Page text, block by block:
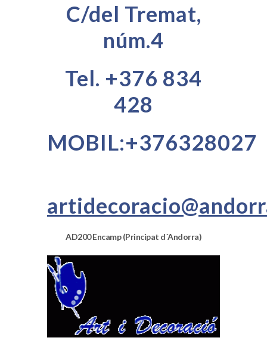
C/del Tremat,
núm.4
Tel. +376 834
428
MOBIL:+376328027
AD200 Encamp (Principat d´Andorra)